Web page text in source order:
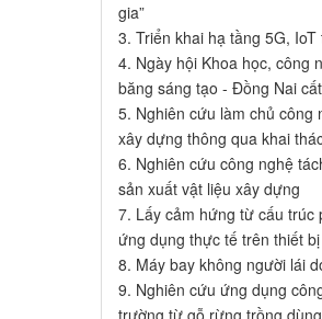
gia”
3. Triển khai hạ tầng 5G,
4. Ngày hội Khoa học, công
băng sáng tạo - Đồng Nai
5. Nghiên cứu làm chủ công
xây dựng thông qua khai
6. Nghiên cứu công nghệ
sản xuất vật liệu xây dựng
7. Lấy cảm hứng từ cấu trúc
ứng dụng thực tế trên thiết
8. Máy bay không người lái
9. Nghiên cứu ứng dụng
trường từ gỗ rừng trồng